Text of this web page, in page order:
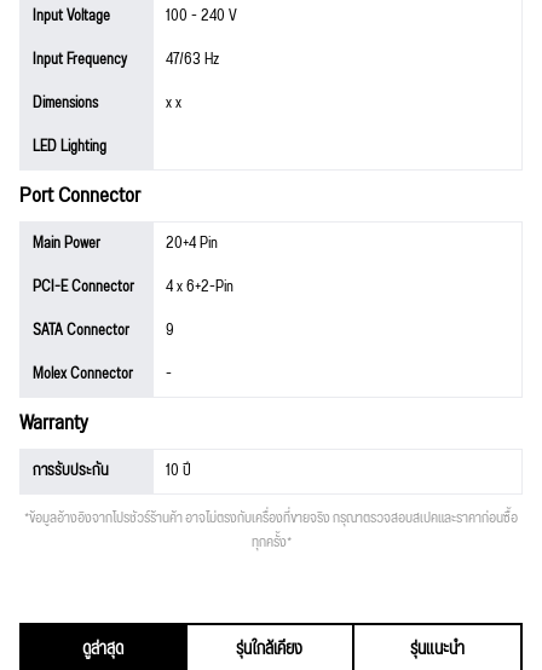
Input Voltage
100 - 240 V
Input Frequency
47/63 Hz
Dimensions
x x
LED Lighting
Port Connector
Main Power
20+4 Pin
PCI-E Connector
4 x 6+2-Pin
SATA Connector
9
Molex Connector
-
Warranty
การรับประกัน 10 ปี
*ข้อมูลอ้างอิงจากโปรชัวร์ร้านค้า อาจไม่ตรงกับเครื่องที่ขายจริง กรุณาตรวจสอบสเปคและราคาก่อนซื้อ
ทุกครั้ง*
ดูล่าสุด รุ่นใกล้เคียง
รุ่นแนะนำ